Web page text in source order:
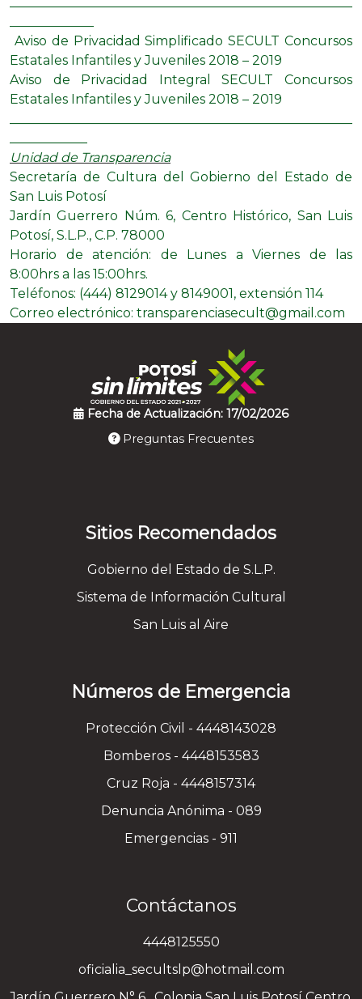
Aviso de Privacidad Simplificado SECULT Concursos
Estatales Infantiles y Juveniles 2018 – 2019
Aviso de Privacidad Integral SECULT Concursos
Estatales Infantiles y Juveniles 2018 – 2019
Unidad de Transparencia
Secretaría de Cultura del Gobierno del Estado de
San Luis Potosí
Jardín Guerrero Núm. 6, Centro Histórico, San Luis
Potosí, S.L.P., C.P. 78000
Horario de atención: de Lunes a Viernes de las
8:00hrs a las 15:00hrs.
Teléfonos: (444) 8129014 y 8149001, extensión 114
Correo electrónico: transparenciasecult@gmail.com
Fecha de Actualización: 17/02/2026
Preguntas Frecuentes
Sitios Recomendados
Gobierno del Estado de S.L.P.
Sistema de Información Cultural
San Luis al Aire
Números de Emergencia
Protección Civil - 4448143028
Bomberos - 4448153583
Cruz Roja - 4448157314
Denuncia Anónima - 089
Emergencias - 911
Contáctanos
4448125550
oficialia_secultslp@hotmail.com